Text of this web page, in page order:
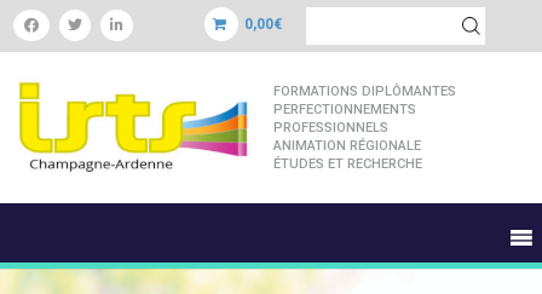
0,00€
FORMATIONS DIPLÔMANTES
PERFECTIONNEMENTS
PROFESSIONNELS
ANIMATION RÉGIONALE
ÉTUDES ET RECHERCHE